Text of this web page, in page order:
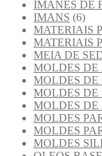
ÍMANES DE
IMANS (6)
MATERIAIS
MATERIAIS
MEIA DE
MOLDES DE
MOLDES DE
MOLDES DE
MOLDES DE
MOLDES
MOLDES
MOLDES